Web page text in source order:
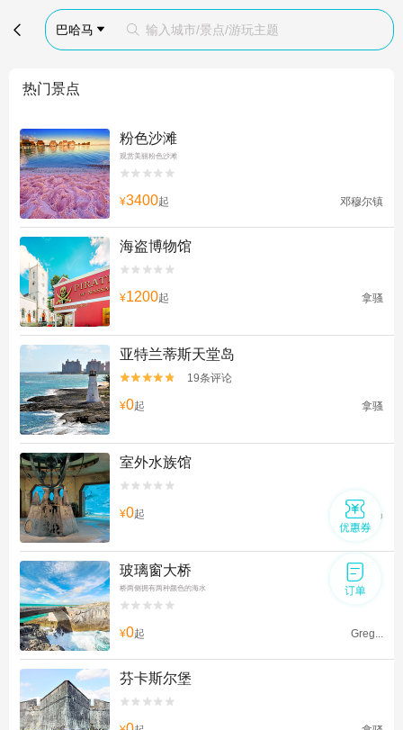
 巴哈马   输入城市/景点/游玩主题
热门景点
粉色沙滩
观赏美丽粉色沙滩


¥3400起 邓穆尔镇
海盗博物馆


¥1200起 拿骚
亚特兰蒂斯天堂岛

 19条评论
¥0起 拿骚
室外水族馆


¥0起 天堂岛
玻璃窗大桥
桥两侧拥有两种颜色的海水


¥0起 Greg...
芬卡斯尔堡

